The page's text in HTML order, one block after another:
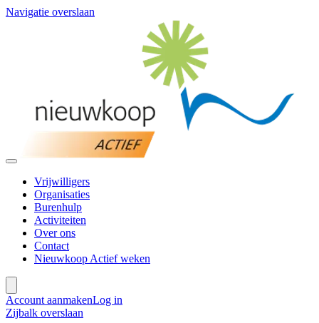
Navigatie overslaan
Vrijwilligers
Organisaties
Burenhulp
Activiteiten
Over ons
Contact
Nieuwkoop Actief weken
Account aanmakenLog in
Zijbalk overslaan